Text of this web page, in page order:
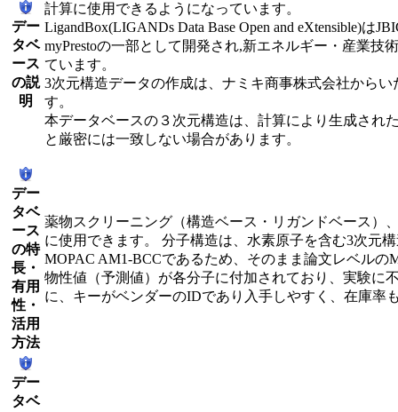
デー
タベ
ース
の説
明
計算に使用できるようになっています。
LigandBox(LIGANDs Data Base Open and eXtensible)は
myPrestoの一部として開発され,新エネルギー・産業
ています。
3次元構造データの作成は、ナミキ商事株式会社から
す。
本データベースの３次元構造は、計算により生成され
と厳密には一致しない場合があります。
デー
タベ
ース
の特
長・
有用
性・
活用
方法
薬物スクリーニング（構造ベース・リガンドベース）
に使用できます。 分子構造は、水素原子を含む3次元
MOPAC AM1-BCCであるため、そのまま論文レベル
物性値（予測値）が各分子に付加されており、実験に
に、キーがベンダーのIDであり入手しやすく、在庫率
デー
タベ